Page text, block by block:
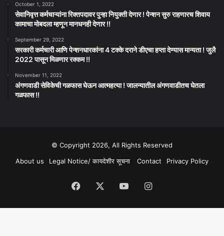
October 1, 2022
सेवानिवृत्त कर्मचाऱ्यांना रिक्तपदावर पुन्हा नियुक्ती देणार ! पेन्शन सुरु राहणारच शिवाय
कामाचा मोबदला म्हणून मानधनही देणार !!
September 29, 2022
सरकारी कर्मचारी आणि पेन्शनधारकांना 4 टक्के दराने डीएचा हप्ता देण्यास मान्यता ! जुलै
2022 पासून मिळणार रक्कम !!
November 11, 2022
अंगणवाडी सेविकेची गळफास घेऊन आत्महत्या ! जालन्यातील अंगणवाडीतच घेतला
गळफास !!
© Copyright 2026, All Rights Reserved
About us
Legal Notice/ कायदेशीर सूचना Contact Privacy Policy
Facebook YouTubeInstagram